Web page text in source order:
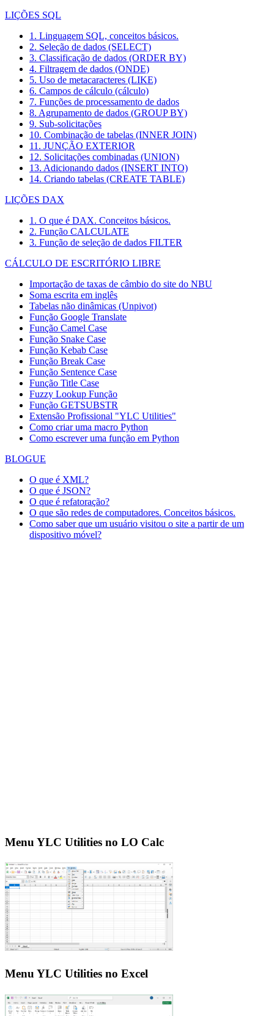
LIÇÕES SQL
1. Linguagem SQL, conceitos básicos.
2. Seleção de dados (SELECT)
3. Classificação de dados (ORDER BY)
4. Filtragem de dados (ONDE)
5. Uso de metacaracteres (LIKE)
6. Campos de cálculo (cálculo)
7. Funções de processamento de dados
8. Agrupamento de dados (GROUP BY)
9. Sub-solicitações
10. Combinação de tabelas (INNER JOIN)
11. JUNÇÃO EXTERIOR
12. Solicitações combinadas (UNION)
13. Adicionando dados (INSERT INTO)
14. Criando tabelas (CREATE TABLE)
LIÇÕES DAX
1. O que é DAX. Conceitos básicos.
2. Função CALCULATE
3. Função de seleção de dados FILTER
CÁLCULO DE ESCRITÓRIO LIBRE
Importação de taxas de câmbio do site do NBU
Soma escrita em inglês
Tabelas não dinâmicas (Unpivot)
Função Google Translate
Função Camel Case
Função Snake Case
Função Kebab Case
Função Break Case
Função Sentence Case
Função Title Case
Fuzzy Lookup Função
Função GETSUBSTR
Extensão Profissional "YLC Utilities"
Como criar uma macro Python
Como escrever uma função em Python
BLOGUE
O que é XML?
O que é JSON?
O que é refatoração?
O que são redes de computadores. Conceitos básicos.
Como saber que um usuário visitou o site a partir de um
dispositivo móvel?
Menu YLC Utilities no LO Calc
Menu YLC Utilities no Excel